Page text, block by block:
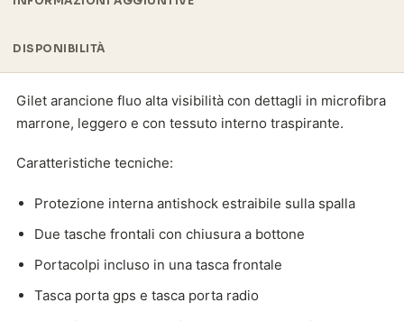
DISPONIBILITÀ
Gilet arancione fluo alta visibilità con dettagli in microfibra
marrone, leggero e con tessuto interno traspirante.
Caratteristiche tecniche:
Protezione interna antishock estraibile sulla spalla
Due tasche frontali con chiusura a bottone
Portacolpi incluso in una tasca frontale
Tasca porta gps e tasca porta radio